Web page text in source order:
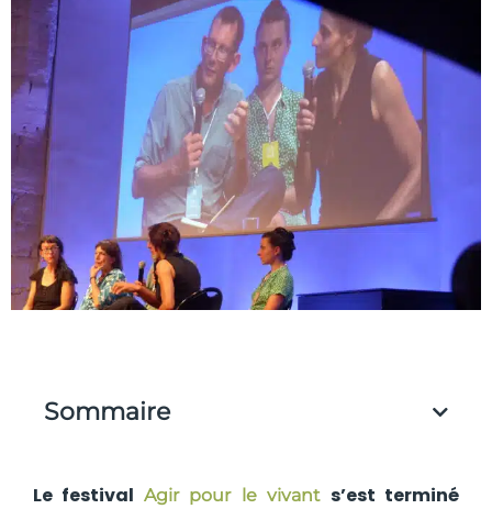
Sommaire
Le festival Agir pour le vivant s’est terminé